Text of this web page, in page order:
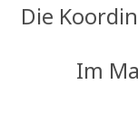
Die
Im